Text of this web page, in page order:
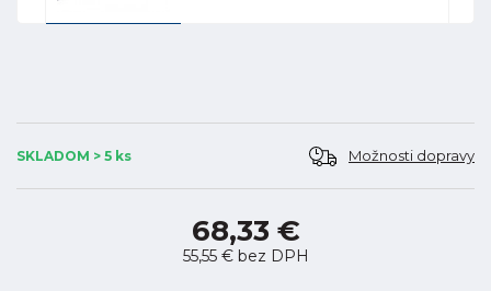
SKLADOM > 5 ks Možnosti dopravy
68,33 €
55,55 €bez DPH